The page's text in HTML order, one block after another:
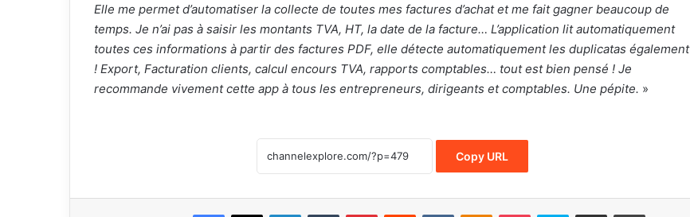
Elle me permet d’automatiser la collecte de toutes mes factures d’achat et me fait gagner beaucoup de
temps. Je n’ai pas à saisir les montants TVA, HT, la date de la facture… L’application lit automatiquement
toutes ces informations à partir des factures PDF, elle détecte automatiquement les duplicatas également
! Export, Facturation clients, calcul encours TVA, rapports comptables… tout est bien pensé ! Je
recommande vivement cette app à tous les entrepreneurs, dirigeants et comptables. Une pépite. »
Copy URL